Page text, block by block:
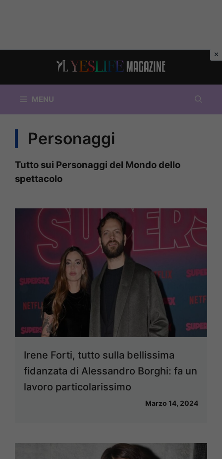
MENU
Personaggi
Tutto sui Personaggi del Mondo dello
spettacolo
Irene Forti, tutto sulla bellissima
fidanzata di Alessandro Borghi: fa un
lavoro particolarissimo
Marzo 14, 2024